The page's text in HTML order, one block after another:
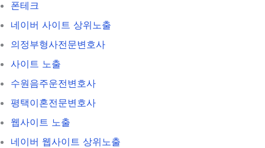
폰테크
네이버 사이트 상위노출
의정부형사전문변호사
사이트 노출
수원음주운전변호사
평택이혼전문변호사
웹사이트 노출
네이버 웹사이트 상위노출